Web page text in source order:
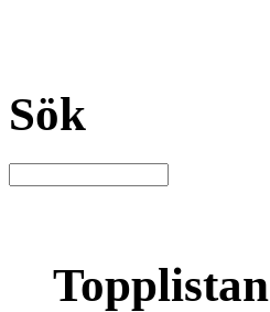
Sök
Topplistan